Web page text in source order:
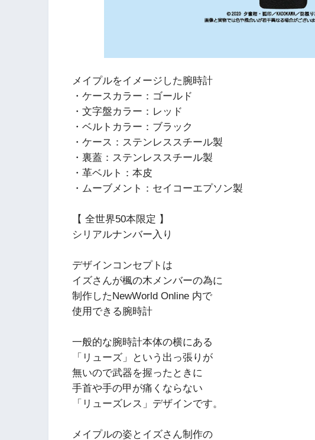
メイプルをイメージした腕時計
・ケースカラー：ゴールド
・文字盤カラー：レッド
・ベルトカラー：ブラック
・ケース：ステンレススチール製
・裏蓋：ステンレススチール製
・革ベルト：本皮
・ムーブメント：セイコーエプソン製
【 全世界50本限定 】
シリアルナンバー入り
デザインコンセプトは
イズさんが楓の木メンバーの為に
制作したNewWorld Online 内で
使用できる腕時計
一般的な腕時計本体の横にある
「リューズ」という出っ張りが
無いので武器を握ったときに
手首や手の甲が痛くならない
「リューズレス」デザインです。
メイプルの姿とイズさん制作の